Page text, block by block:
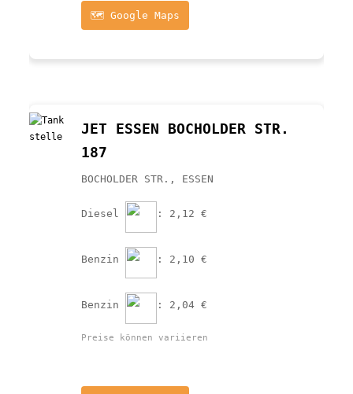
🗺️ Google Maps
JET ESSEN BOCHOLDER STR.
187
BOCHOLDER STR., ESSEN
Diesel : 2,12 €
Benzin : 2,10 €
Benzin : 2,04 €
Preise können variieren